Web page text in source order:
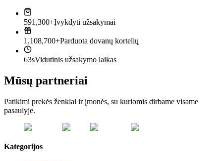
591,300+Įvykdyti užsakymai
1,108,700+Parduota dovanų kortelių
63sVidutinis užsakymo laikas
Mūsų partneriai
Patikimi prekės ženklai ir įmonės, su kuriomis dirbame visame
pasaulyje.
Kategorijos